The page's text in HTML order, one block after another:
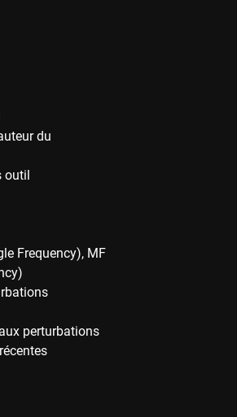
du
outil
Frequency), MF
perturbations